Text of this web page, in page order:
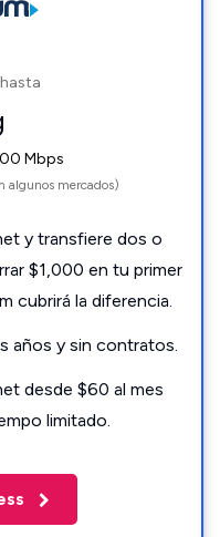
Mbps
algunos mercados)
y transfiere dos o
$1,000 en tu primer
cubrirá la diferencia.
años y sin contratos.
desde $60 al mes
limitado.